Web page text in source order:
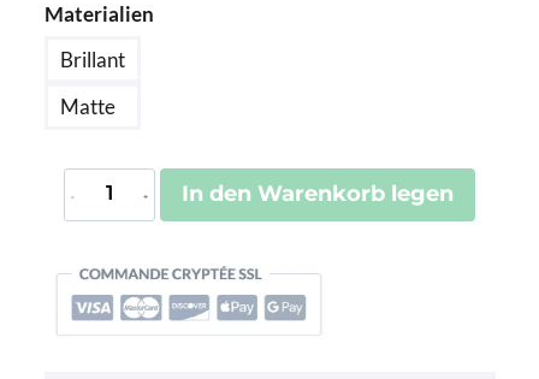
Materialien
Brillant
Matte
Parfum
De
Valence
Menge
In den Warenkorb legen